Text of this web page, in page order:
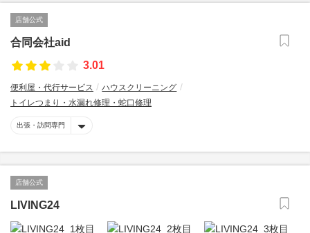
店舗公式
合同会社aid
3.01
便利屋・代行サービス
ハウスクリーニング
トイレつまり・水漏れ修理・蛇口修理
出張・訪問専門
店舗公式
LIVING24